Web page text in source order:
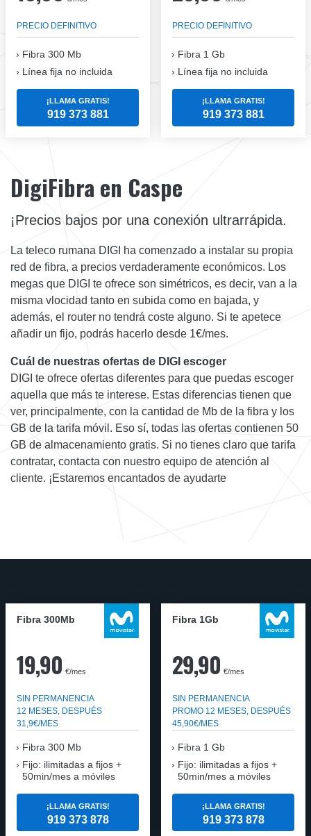
PRECIO DEFINITIVO
Fibra 300 Mb
Línea fija no incluida
¡LLAMA GRATIS!
919 373 881
PRECIO DEFINITIVO
Fibra 1 Gb
Línea fija no incluida
¡LLAMA GRATIS!
919 373 881
DigiFibra en Caspe
¡Precios bajos por una conexión ultrarrápida.
La teleco rumana DIGI ha comenzado a instalar su propia
red de fibra, a precios verdaderamente económicos. Los
megas que DIGI te ofrece son simétricos, es decir, van a la
misma vlocidad tanto en subida como en bajada, y
además, el router no tendrá coste alguno. Si te apetece
añadir un fijo, podrás hacerlo desde 1€/mes.
Cuál de nuestras ofertas de DIGI escoger
DIGI te ofrece ofertas diferentes para que puedas escoger
aquella que más te interese. Estas diferencias tienen que
ver, principalmente, con la cantidad de Mb de la fibra y los
GB de la tarifa móvil. Eso sí, todas las ofertas contienen 50
GB de almacenamiento gratis. Si no tienes claro que tarifa
contratar, contacta con nuestro equipo de atención al
cliente. ¡Estaremos encantados de ayudarte
Fibra 300Mb
19,90 €/mes
SIN PERMANENCIA
12 MESES, DESPUÉS
31,9€/MES
Fibra 300 Mb
Fijo: ilimitadas a fijos +
50min/mes a móviles
¡LLAMA GRATIS!
919 373 878
Fibra 1Gb
29,90 €/mes
SIN PERMANENCIA
PROMO 12 MESES, DESPUÉS
45,90€/MES
Fibra 1 Gb
Fijo: ilimitadas a fijos +
50min/mes a móviles
¡LLAMA GRATIS!
919 373 878